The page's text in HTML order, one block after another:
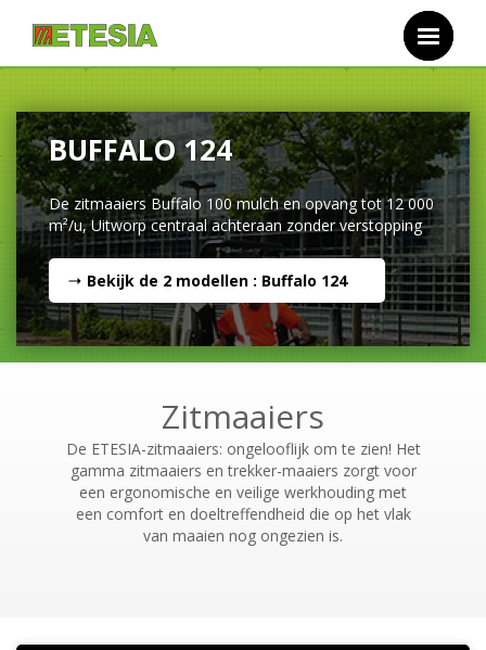
BUFFALO 124
De zitmaaiers Buffalo 100 mulch en opvang tot 12 000
m²/u, Uitworp centraal achteraan zonder verstopping
Bekijk de 2 modellen : Buffalo 124
Zitmaaiers
De ETESIA-zitmaaiers: ongelooflijk om te zien! Het
gamma zitmaaiers en trekker-maaiers zorgt voor
een ergonomische en veilige werkhouding met
een comfort en doeltreffendheid die op het vlak
van maaien nog ongezien is.